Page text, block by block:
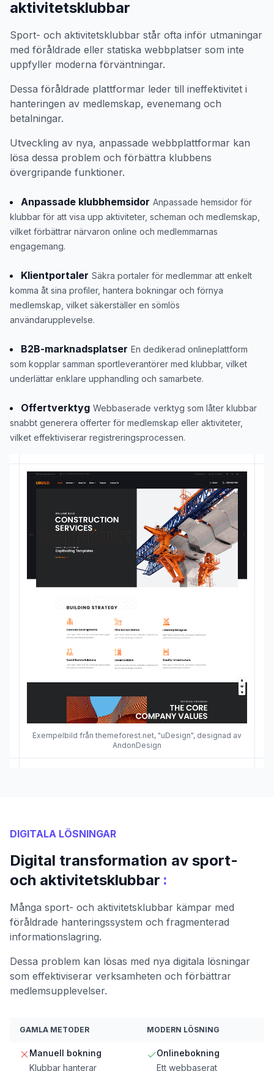
Exempelbild från themeforest.net, "uDesign", designad av
AndonDesign
aktivitetsklubbar
Sport- och aktivitetsklubbar står ofta inför utmaningar
med föråldrade eller statiska webbplatser som inte
uppfyller moderna förväntningar.
Dessa föråldrade plattformar leder till ineffektivitet i
hanteringen av medlemskap, evenemang och
betalningar.
Utveckling av nya, anpassade webbplattformar kan
lösa dessa problem och förbättra klubbens
övergripande funktioner.
Anpassade klubbhemsidor Anpassade hemsidor för
klubbar för att visa upp aktiviteter, scheman och medlemskap,
vilket förbättrar närvaron online och medlemmarnas
engagemang.
Klientportaler Säkra portaler för medlemmar att enkelt
komma åt sina profiler, hantera bokningar och förnya
medlemskap, vilket säkerställer en sömlös
användarupplevelse.
B2B-marknadsplatser En dedikerad onlineplattform
som kopplar samman sportleverantörer med klubbar, vilket
underlättar enklare upphandling och samarbete.
Offertverktyg Webbaserade verktyg som låter klubbar
snabbt generera offerter för medlemskap eller aktiviteter,
vilket effektiviserar registreringsprocessen.
DIGITALA LÖSNINGAR
Digital transformation av sport-
och aktivitetsklubbar :
Många sport- och aktivitetsklubbar kämpar med
föråldrade hanteringssystem och fragmenterad
informationslagring.
Dessa problem kan lösas med nya digitala lösningar
som effektiviserar verksamheten och förbättrar
medlemsupplevelser.
GAMLA METODER MODERN LÖSNING
Manuell bokning
Klubbar hanterar
Onlinebokning
Ett webbaserat